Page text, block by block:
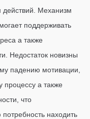
Механизм
поддерживать
а также
Недостаток новизны
падению мотивации,
процессу а также
что
находить